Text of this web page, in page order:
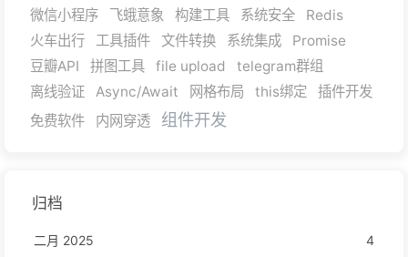
微信小程序
飞蛾意象 构建工具 系统安全
Redis
火车出行
工具插件 文件转换 系统集成
Promise
豆瓣API
拼图工具 file upload
telegram群组
离线验证
Async/Await 网格布局 this绑定
插件开发
免费软件
内网穿透 组件开发
归档
二月 2025
4